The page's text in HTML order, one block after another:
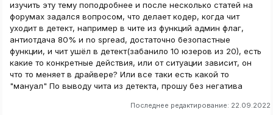
изучить эту тему поподробнее и после несколько статей на
форумах задался вопросом, что делает кодер, когда чит
уходит в детект, например в чите из функций админ флаг,
антиотдача 80% и no spread, достаточно безопастные
функции, и чит ушёл в детект(забанило 10 юзеров из 20), есть
какие то конкретные действия, или от ситуации зависит, он
что то меняет в драйвере? Или все таки есть какой то
"мануал" По выводу чита из детекта, прошу без негатива
Последнее редактирование: 22.09.2022